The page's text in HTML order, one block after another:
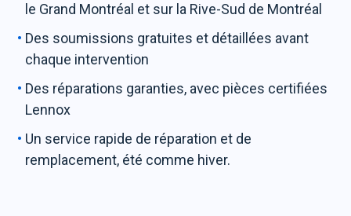
le Grand Montréal et sur la Rive-Sud de Montréal
Des soumissions gratuites et détaillées avant
chaque intervention
Des réparations garanties, avec pièces certifiées
Lennox
Un service rapide de réparation et de
remplacement, été comme hiver.